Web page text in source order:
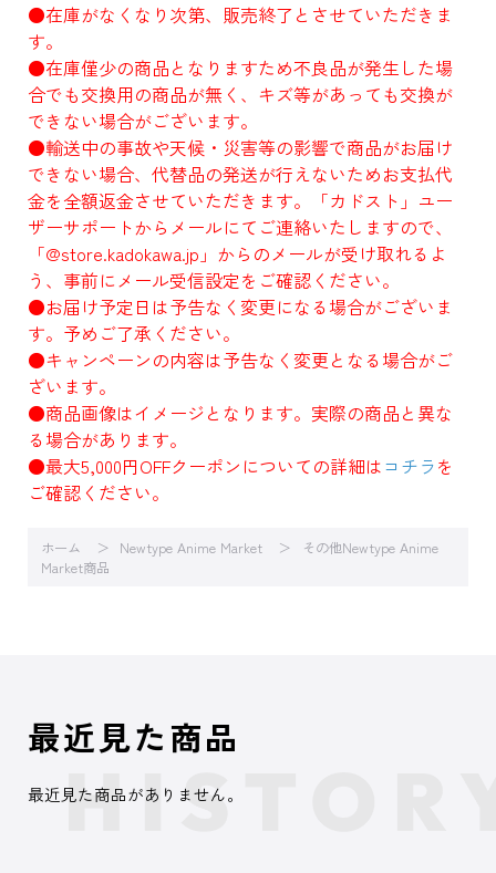
●在庫がなくなり次第、販売終了とさせていただきま
す。
●在庫僅少の商品となりますため不良品が発生した場
合でも交換用の商品が無く、キズ等があっても交換が
できない場合がございます。
●輸送中の事故や天候・災害等の影響で商品がお届け
できない場合、代替品の発送が行えないためお支払代
金を全額返金させていただきます。「カドスト」ユー
ザーサポートからメールにてご連絡いたしますので、
「@store.kadokawa.jp」からのメールが受け取れるよ
う、事前にメール受信設定をご確認ください。
●お届け予定日は予告なく変更になる場合がございま
す。予めご了承ください。
●キャンペーンの内容は予告なく変更となる場合がご
ざいます。
●商品画像はイメージとなります。実際の商品と異な
る場合があります。
●最大5,000円OFFクーポンについての詳細はコチラを
ご確認ください。
ホーム Newtype Anime Market
その他Newtype Anime
Market商品
最近見た商品
最近見た商品がありません。